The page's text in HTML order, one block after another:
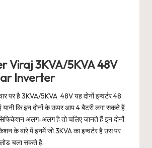
Viraj 3KVA/5KVA 48V
Inverter
पर है 3KVA/5KVA 48V यह दोनों इन्वर्टर 48
यानी कि इन दोनों के ऊपर आप 4 बैटरी लगा सकते हैं
अलग-अलग है तो चलिए जानते हैं इन दोनों
के बारे में इनमें जो 3KVA का इन्वर्टर है उस पर
चला सकते है.